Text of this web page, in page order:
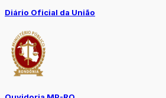
Diário Oficial da União